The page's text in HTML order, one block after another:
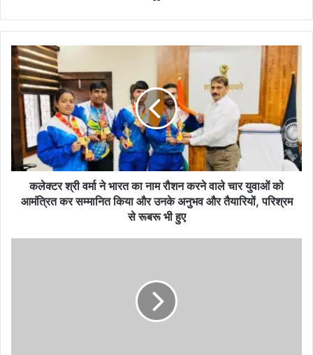
कलेक्टर
श्री
वर्मा
भारत
रौशन
करने
चार
कलेक्टर श्री वर्मा ने भारत का नाम रौशन करने वाले चार युवाओं को
आमंत्रित कर सम्मानित किया और उनके अनुभव और तैयारियों, परिश्रम
से रूबरू भी हुए